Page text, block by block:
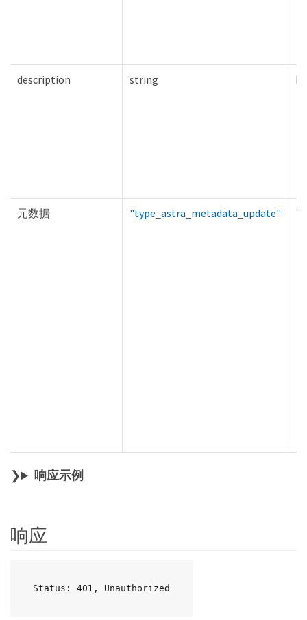
description string
元数据 "type_astra_metadata_update"
响应示例
响应
Status: 401, Unauthorized